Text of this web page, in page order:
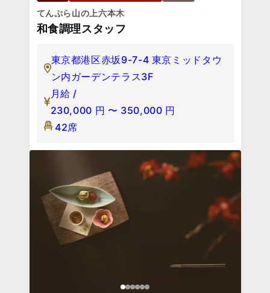
てんぷら山の上六本木
和食調理スタッフ
東京都港区赤坂9-7-4 東京ミッドタウ
ン内ガーデンテラス3F
月給 /
230,000 円 〜 350,000 円
42席